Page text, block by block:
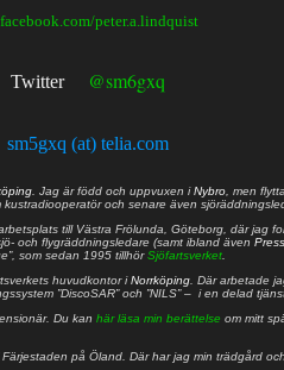
facebook.com/peter.a.lindquist
Twitter @sm6gxq
sm5gxq (at) telia.com
. Jag är född och uppvuxen iNybro , men
kustradiooperatör och senare även
till Västra Frölunda, Göteborg, där jag
och flygräddningsledare (samt ibland även
som sedan 1995 tillhörSjöfartsverket
huvudkontor iNorrköping . Där arbetade
”DiscoSAR” och ”NILS” – i en delad
Du kan här läsa min berättelse om mitt
Färjestaden på Öland. Där har jag min trädgård